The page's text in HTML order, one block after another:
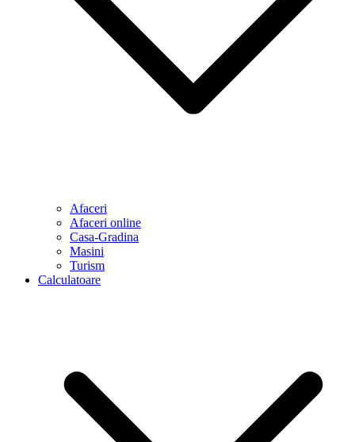
Afaceri
Afaceri online
Casa-Gradina
Masini
Turism
Calculatoare